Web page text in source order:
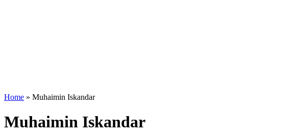
Home » Muhaimin Iskandar
Muhaimin Iskandar